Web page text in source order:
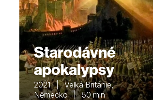
Starodávné
apokalypsy
2021 | Velká Británie,
Německo | 50 min